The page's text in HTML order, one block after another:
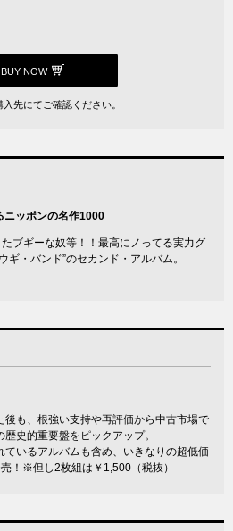
BUY NOW
先にてご確認ください。
ニッポンの名作1000
ブギーな奴等！！最高にノってる実力グ
ギ・バンド”のセカンド・アルバム。
後も、根強い支持や再評価から中古市場で
史的重要盤をピックアップ。
いるアルバムも含め、いきなりの超低価
！※但し2枚組は￥1,500（税抜）